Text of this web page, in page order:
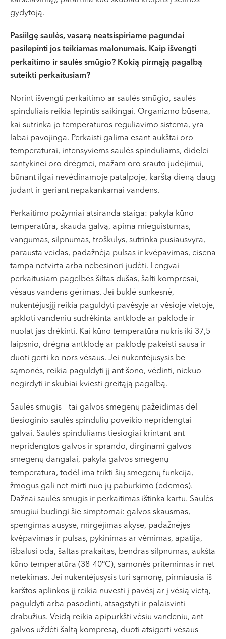
gydytoją.
Pasiilgę saulės, vasarą neatsispiriame pagundai
pasilepinti jos teikiamas malonumais. Kaip išvengti
perkaitimo ir saulės smūgio? Kokią pirmąją pagalbą
suteikti perkaitusiam?
Norint išvengti perkaitimo ar saulės smūgio, saulės
spinduliais reikia lepintis saikingai. Organizmo būsena,
kai sutrinka jo temperatūros reguliavimo sistema, yra
labai pavojinga. Perkaisti galima esant aukštai oro
temperatūrai, intensyviems saulės spinduliams, didelei
santykinei oro drėgmei, mažam oro srauto judėjimui,
būnant ilgai nevėdinamoje patalpoje, karštą dieną daug
judant ir geriant nepakankamai vandens.
Perkaitimo požymiai atsiranda staiga: pakyla kūno
temperatūra, skauda galvą, apima mieguistumas,
vangumas, silpnumas, troškulys, sutrinka pusiausvyra,
parausta veidas, padažnėja pulsas ir kvėpavimas, eisena
tampa netvirta arba nebesinori judėti. Lengvai
perkaitusiam pagelbės šiltas dušas, šalti kompresai,
vėsaus vandens gėrimas. Jei būklė sunkesnė,
nukentėjusįjį reikia paguldyti pavėsyje ar vėsioje vietoje,
apkloti vandeniu sudrėkinta antklode ar paklode ir
nuolat jas drėkinti. Kai kūno temperatūra nukris iki 37,5
laipsnio, drėgną antklodę ar paklodę pakeisti sausa ir
duoti gerti ko nors vėsaus. Jei nukentėjusysis be
sąmonės, reikia paguldyti jį ant šono, vėdinti, niekuo
negirdyti ir skubiai kviesti greitąją pagalbą.
Saulės smūgis – tai galvos smegenų pažeidimas dėl
tiesioginio saulės spindulių poveikio nepridengtai
galvai. Saulės spinduliams tiesiogiai krintant ant
nepridengtos galvos ir sprando, dirginami galvos
smegenų dangalai, pakyla galvos smegenų
temperatūra, todėl ima trikti šių smegenų funkcija,
žmogus gali net mirti nuo jų paburkimo (edemos).
Dažnai saulės smūgis ir perkaitimas ištinka kartu. Saulės
smūgiui būdingi šie simptomai: galvos skausmas,
spengimas ausyse, mirgėjimas akyse, padažnėjęs
kvėpavimas ir pulsas, pykinimas ar vėmimas, apatija,
išbalusi oda, šaltas prakaitas, bendras silpnumas, aukšta
kūno temperatūra (38–40°C), sąmonės pritemimas ir net
netekimas. Jei nukentėjusysis turi sąmonę, pirmiausia iš
karštos aplinkos jį reikia nuvesti į pavėsį ar į vėsią vietą,
paguldyti arba pasodinti, atsagstyti ir palaisvinti
drabužius. Veidą reikia apipurkšti vėsiu vandeniu, ant
galvos uždėti šaltą kompresą, duoti atsigerti vėsaus